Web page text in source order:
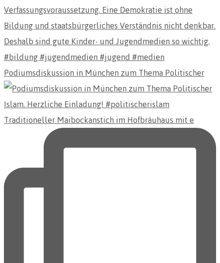
Podiumsdiskussion in München zum Thema Politischer
Traditioneller Maibockanstich im Hofbräuhaus mit e